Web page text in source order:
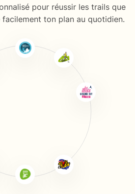
pour réussir les trails que
ton plan au quotidien.